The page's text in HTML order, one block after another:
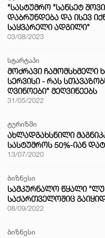
"ᲡᲐᲡᲢᲣᲛᲠᲝ "ᲡᲐᲜᲡᲔᲢ
ᲓᲐᲑᲠᲣᲜᲓᲔᲑᲐ ᲓᲐ ᲘᲡᲔᲕ
ᲡᲐᲧᲕᲐᲠᲔᲚᲘ ᲐᲓᲒᲘᲚᲘ"
03/08/2023
სტარტაპი
ᲛᲝᲫᲠᲐᲕᲘ ᲩᲐᲛᲝᲛᲡᲮᲛᲔᲚᲘ
ᲡᲔᲠᲕᲘᲡᲘ - ᲠᲐᲡ
ᲦᲕᲘᲜᲝᲔᲑᲘ" ᲛᲔᲦᲕᲘᲜᲔᲔᲑᲡ
31/05/2022
ტურიზმი
ᲐᲮᲚᲐᲓᲒᲐᲮᲡᲜᲘᲚᲘ
ᲡᲐᲡᲢᲣᲛᲠᲝᲡ 50%-ᲘᲐᲜ
13/07/2020
ბიზნესი
ᲡᲐᲛᲙᲣᲠᲜᲐᲚᲝ ᲬᲧᲐᲚᲘ
ᲡᲐᲥᲐᲠᲗᲕᲔᲚᲝᲨᲘᲪ
08/09/2022
ბიზნესი